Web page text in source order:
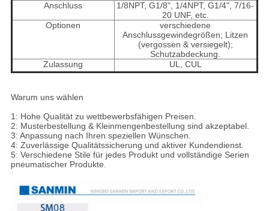
Anschluss
1/8NPT, G1/8", 1/4NPT, G1/4", 7/16-
20 UNF, etc.
Optionen
verschiedene
Anschlussgewindegrößen; Litzen
(vergossen & versiegelt);
Schutzabdeckung.
Zulassung
UL, CUL
Warum uns wählen
1: Hohe Qualität zu wettbewerbsfähigen Preisen.
2: Musterbestellung & Kleinmengenbestellung sind akzeptabel.
3: Anpassung nach Ihren speziellen Wünschen.
4: Zuverlässige Qualitätssicherung und aktiver Kundendienst.
5: Verschiedene Stile für jedes Produkt und vollständige Serien
pneumatischer Produkte.